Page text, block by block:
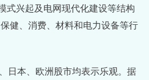
式兴起及电网现代化建设等结构
健、消费、材料和电力设备等行
本、欧洲股市均表示乐观。据